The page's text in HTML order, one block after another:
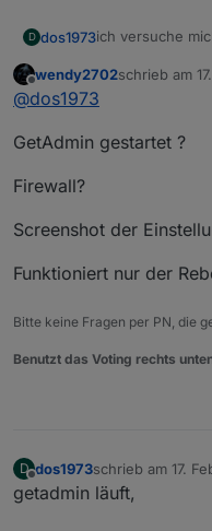
D dos1973ich versuche
wenn ich im
key=reboot
aber passiert
Offline
wendy2702schrieb am
zuletzt
@dos1973
GetAdmin gestartet ?
Firewall?
Screenshot der
Funktioniert nur der
Bitte keine Fragen per PN, die
Benutzt das Voting rechts
D
Offline
dos1973schrieb am 17.
zuletzt editiert
getadmin läuft,